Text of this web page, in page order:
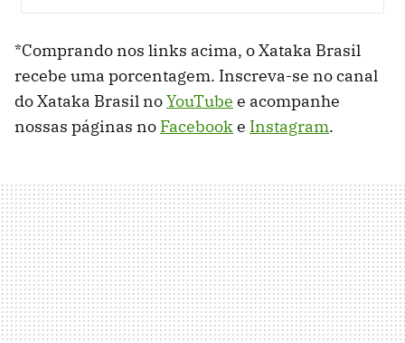
*Comprando nos links acima, o Xataka Brasil
recebe uma porcentagem. Inscreva-se no canal
do Xataka Brasil noYouTube e acompanhe
nossas páginas no Facebooke Instagram.